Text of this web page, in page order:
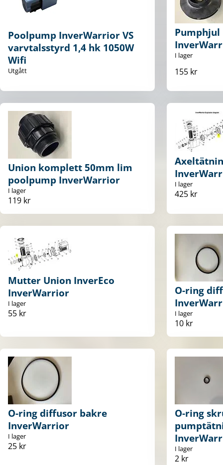
Poolpump InverWarrior VS
varvtalsstyrd 1,4 hk 1050W
Wifi
Utgått
I lager
155 kr
Union komplett 50mm lim
poolpump InverWarrior
I lager
119 kr
I lager
425 kr
Mutter Union InverEco
InverWarrior
I lager
55 kr
O-ring
I lager
10 kr
O-ring diffusor bakre
InverWarrior
I lager
25 kr
O-ring
I lager
2 kr